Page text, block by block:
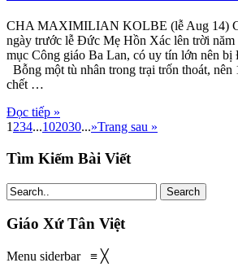
CHA MAXIMILIAN KOLBE (lễ Aug 14)
ngày trước lễ Đức Mẹ Hồn Xác lên trời
mục Công giáo Ba Lan, có uy tín lớn nên bị
Bỗng một tù nhân trong trại trốn thoát, nên
chết …
Đọc tiếp »
1 234...102030...»Trang sau »
Tìm Kiếm Bài Viết
Search
Giáo Xứ Tân Việt
Menu siderbar ≡ ╳